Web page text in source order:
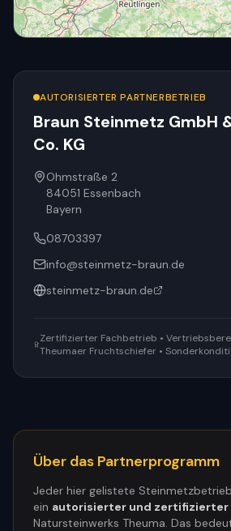
AUTORISIERTER PARTNERBETRIEB
Braun Steinmetz GmbH
Co. KG
Ohmstraße 2
84051 Essenbach
Bayern
08703397
info@steinmetz-braun.de
steinmetz-braun.de
Zertifizierter Fachbetrieb •
Theumaer Fruchtschiefer •
Über das Partnerprogramm
Jeder hier gelistete
ein autorisierter und zertifizierter
Natursteinwerks Theuma. Das